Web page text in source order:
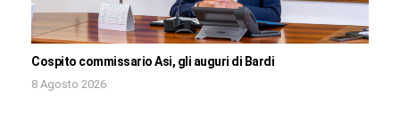
Cospito commissario Asi, gli auguri di Bardi
8 Agosto 2026